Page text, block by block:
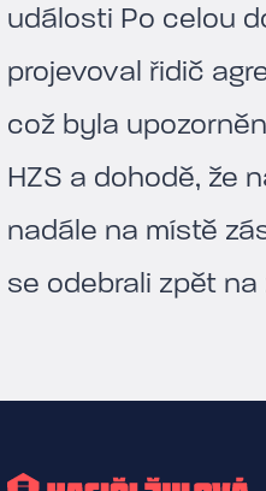
události Po celou
projevoval řidič
což byla
HZS a dohodě, že
nadále na místě
se odebrali zpět na